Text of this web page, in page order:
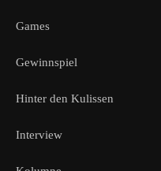
Games
Gewinnspiel
Hinter den Kulissen
Interview